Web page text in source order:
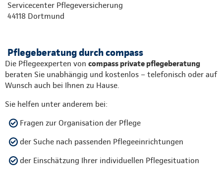
Servicecenter Pflegeversicherung
44118 Dortmund
Pflegeberatung durch compass
Die Pflegeexperten von compass private pflegeberatung
beraten Sie unabhängig und kostenlos – telefonisch oder auf
Wunsch auch bei Ihnen zu Hause.
Sie helfen unter anderem bei:
Fragen zur Organisation der Pflege
der Suche nach passenden Pflegeeinrichtungen
der Einschätzung Ihrer individuellen Pflegesituation